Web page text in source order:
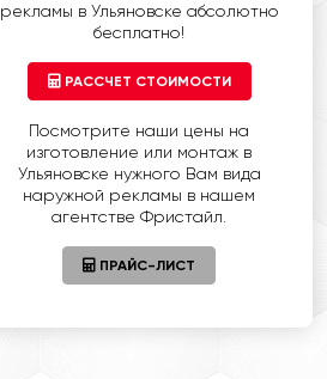
рекламы в Ульяновске абсолютно
бесплатно!
РАССЧЕТ СТОИМОСТИ
Посмотрите наши цены на
изготовление или монтаж в
Ульяновске нужного Вам вида
наружной рекламы в нашем
агентстве Фристайл.
ПРАЙС-ЛИСТ